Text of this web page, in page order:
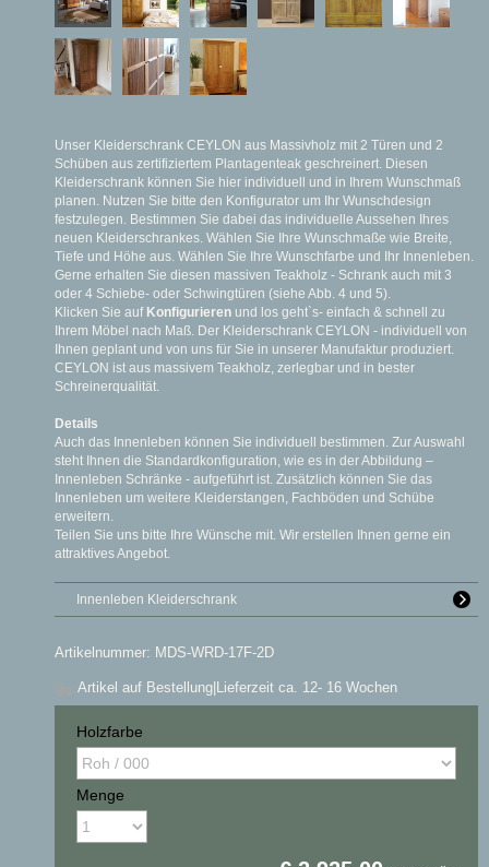
Unser Kleiderschrank CEYLON aus Massivholz mit 2 Türen und 2
Schüben aus zertifiziertem Plantagenteak geschreinert. Diesen
Kleiderschrank können Sie hier individuell und in Ihrem Wunschmaß
planen. Nutzen Sie bitte den Konfigurator um Ihr Wunschdesign
festzulegen. Bestimmen Sie dabei das individuelle Aussehen Ihres
neuen Kleiderschrankes. Wählen Sie Ihre Wunschmaße wie Breite,
Tiefe und Höhe aus. Wählen Sie Ihre Wunschfarbe und Ihr Innenleben.
Gerne erhalten Sie diesen massiven Teakholz - Schrank auch mit 3
oder 4 Schiebe- oder Schwingtüren (siehe Abb. 4 und 5).
Klicken Sie auf Konfigurieren und los geht`s- einfach & schnell zu
Ihrem Möbel nach Maß. Der Kleiderschrank CEYLON - individuell von
Ihnen geplant und von uns für Sie in unserer Manufaktur produziert.
CEYLON ist aus massivem Teakholz, zerlegbar und in bester
Schreinerqualität.
Details
Auch das Innenleben können Sie individuell bestimmen. Zur Auswahl
steht Ihnen die Standardkonfiguration, wie es in der Abbildung –
Innenleben Schränke - aufgeführt ist. Zusätzlich können Sie das
Innenleben um weitere Kleiderstangen, Fachböden und Schübe
erweitern.
Teilen Sie uns bitte Ihre Wünsche mit. Wir erstellen Ihnen gerne ein
attraktives Angebot.
Innenleben Kleiderschrank
Artikelnummer: MDS-WRD-17F-2D
Artikel auf Bestellung |Lieferzeit ca. 12- 16 Wochen
Holzfarbe
Menge